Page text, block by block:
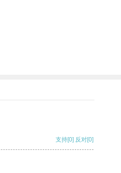
支持[0] 反对[0]